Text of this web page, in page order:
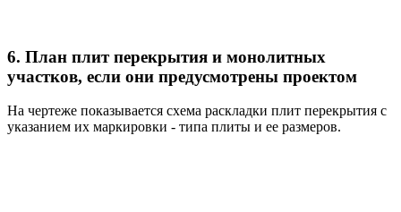
6. План плит перекрытия и монолитных
участков, если они предусмотрены проектом
На чертеже показывается схема раскладки плит перекрытия с
указанием их маркировки - типа плиты и ее размеров.